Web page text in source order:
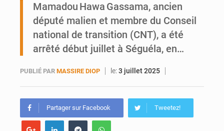
Mamadou Hawa Gassama, ancien
député malien et membre du Conseil
national de transition (CNT), a été
arrêté début juillet à Séguéla, en…
PUBLIÉ PAR MASSIRE DIOP le:3 juillet 2025
Partager sur Facebook Tweetez!